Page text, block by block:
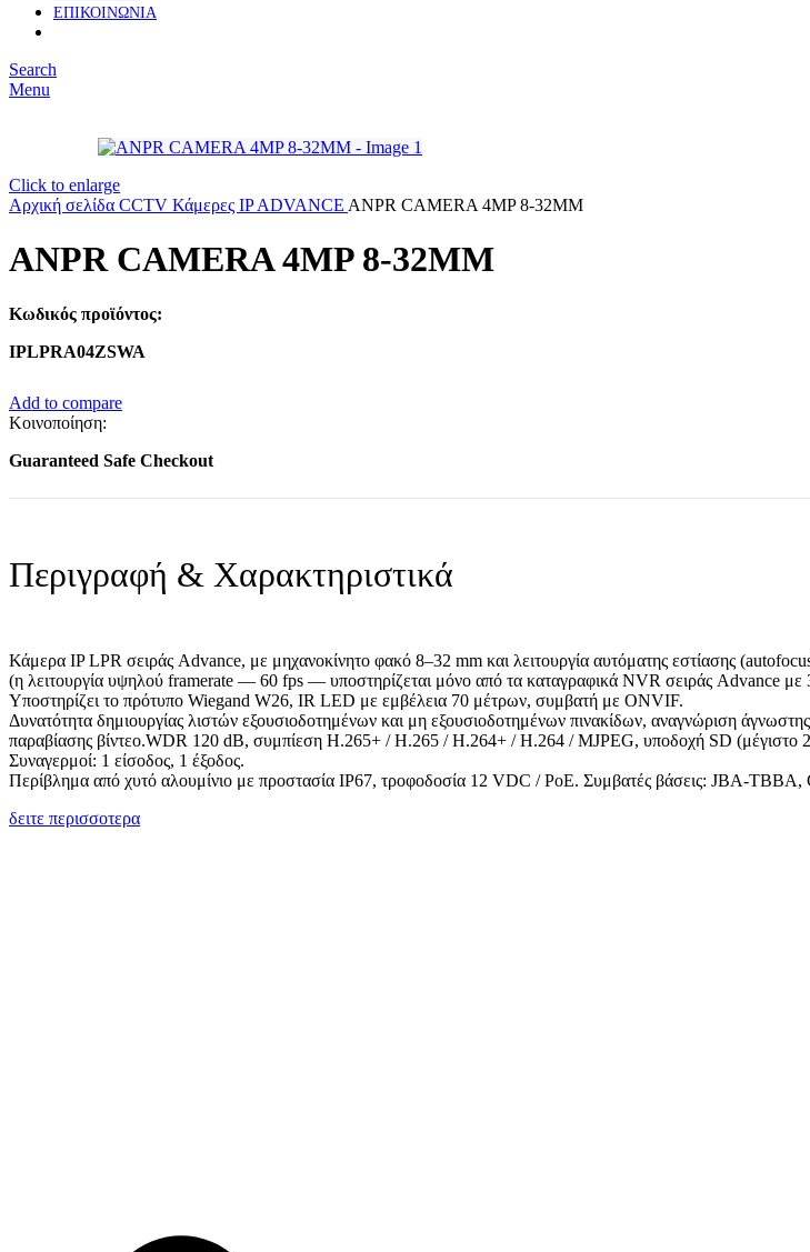
ΕΠΙΚΟΙΝΩΝΙΑ
Search
Menu
Click to enlarge
Αρχική σελίδα CCTV Κάμερες IP ADVANCE ANPR CAMERA 4MP 8-32MM
ANPR CAMERA 4MP 8-32MM
Κωδικός προϊόντος:
IPLPRA04ZSWA
Add to compare
Κοινοποίηση:
Guaranteed Safe Checkout
Περιγραφή & Χαρακτηριστικά
Κάμερα IP LPR σειράς Advance, με μηχανοκίνητο φακό 8–32 mm και λειτουργία αυτόματης εστίασης (
(η λειτουργία υψηλού framerate — 60 fps — υποστηρίζεται μόνο από τα καταγραφικά NVR σειράς Advance με
Υποστηρίζει το πρότυπο Wiegand W26, IR LED με εμβέλεια 70 μέτρων, συμβατή με ONVIF.
Δυνατότητα δημιουργίας λιστών εξουσιοδοτημένων και μη εξουσιοδοτημένων πινακίδων, αναγνώριση άγνωστης
παραβίασης βίντεο.WDR 120 dB, συμπίεση H.265+ / H.265 / H.264+ / H.264 / MJPEG, υποδοχή SD (μέγιστο
Συναγερμοί: 1 είσοδος, 1 έξοδος.
Περίβλημα από χυτό αλουμίνιο με προστασία IP67, τροφοδοσία 12 VDC /PoE. Συμβατές βάσεις: JBA-
δειτε περισσοτερα